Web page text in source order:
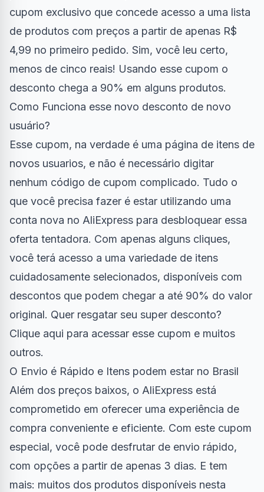
cupom exclusivo que concede acesso a uma lista
de produtos com preços a partir de apenas R$
4,99 no primeiro pedido. Sim, você leu certo,
menos de cinco reais! Usando esse cupom o
desconto chega a 90% em alguns produtos.
Como Funciona esse novo desconto de novo
usuário?
Esse cupom, na verdade é uma página de itens de
novos usuarios, e não é necessário digitar
nenhum código de cupom complicado. Tudo o
que você precisa fazer é estar utilizando uma
conta nova no AliExpress para desbloquear essa
oferta tentadora. Com apenas alguns cliques,
você terá acesso a uma variedade de itens
cuidadosamente selecionados, disponíveis com
descontos que podem chegar a até 90% do valor
original. Quer resgatar seu super desconto?
Clique aqui para acessar esse cupom e muitos
outros.
O Envio é Rápido e Itens podem estar no Brasil
Além dos preços baixos, o AliExpress está
comprometido em oferecer uma experiência de
compra conveniente e eficiente. Com este cupom
especial, você pode desfrutar de envio rápido,
com opções a partir de apenas 3 dias. E tem
mais: muitos dos produtos disponíveis nesta